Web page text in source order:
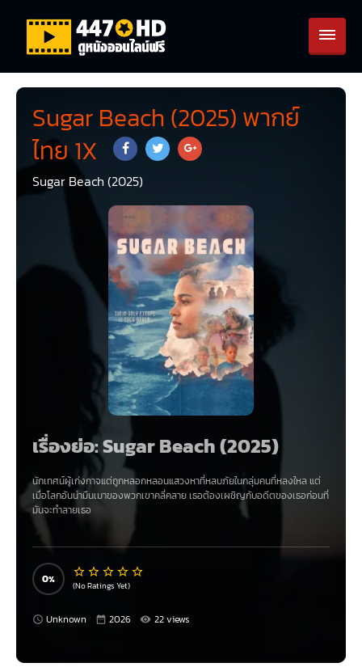
Sugar Beach (2025) พากย์
ไทย 1X
Sugar Beach (2025)
เรื่องย่อ: Sugar Beach (2025)
นักเทศน์ผู้เก่งกาจแต่ถูกหลอกหลอนแสวงหาที่หลบภัยในกลุ่มคนที่หลงใหล แต่
เมื่อโลกอันน่ามึนเมาของพวกเขาคลี่คลาย เธอต้องเผชิญกับอดีตของเธอก่อนที่
มันจะทำลายเธอ
0 (No Ratings Yet)
Unknown 2026 22 views